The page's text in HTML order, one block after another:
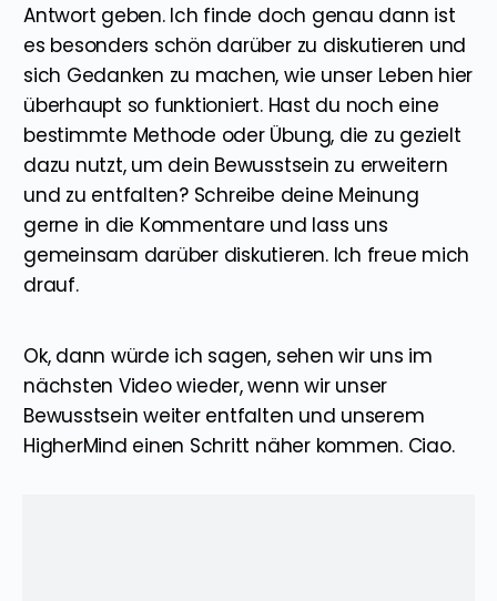
Antwort geben. Ich finde doch genau dann ist
es besonders schön darüber zu diskutieren und
sich Gedanken zu machen, wie unser Leben hier
überhaupt so funktioniert. Hast du noch eine
bestimmte Methode oder Übung, die zu gezielt
dazu nutzt, um dein Bewusstsein zu erweitern
und zu entfalten? Schreibe deine Meinung
gerne in die Kommentare und lass uns
gemeinsam darüber diskutieren. Ich freue mich
drauf.
Ok, dann würde ich sagen, sehen wir uns im
nächsten Video wieder, wenn wir unser
Bewusstsein weiter entfalten und unserem
HigherMind einen Schritt näher kommen. Ciao.